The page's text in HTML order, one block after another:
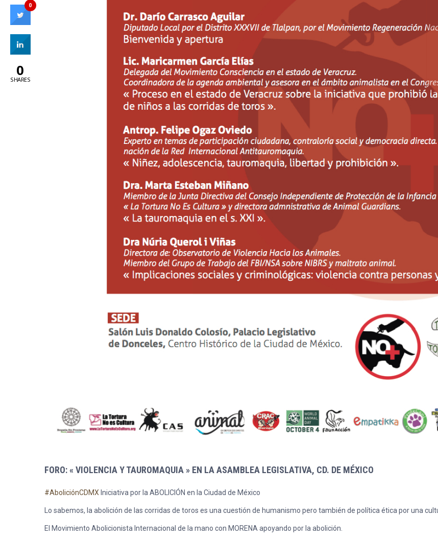
FORO: « VIOLENCIA Y TAUROMAQUIA » EN LA ASAMBLEA LEGISLATIVA, CD. DE MÉXICO
#AboliciónCDMX Iniciativa por la ABOLICIÓN en la Ciudad de México
Lo sabemos, la abolición de las corridas de toros es una cuestión de humanismo pero también de política ética por una
El Movimiento Abolicionista Internacional de la mano con MORENA apoyando por la abolición.
0
0
SHARES